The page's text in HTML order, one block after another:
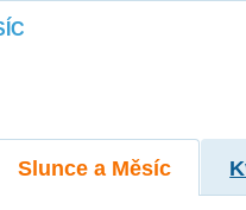
Slunce a Měsíc